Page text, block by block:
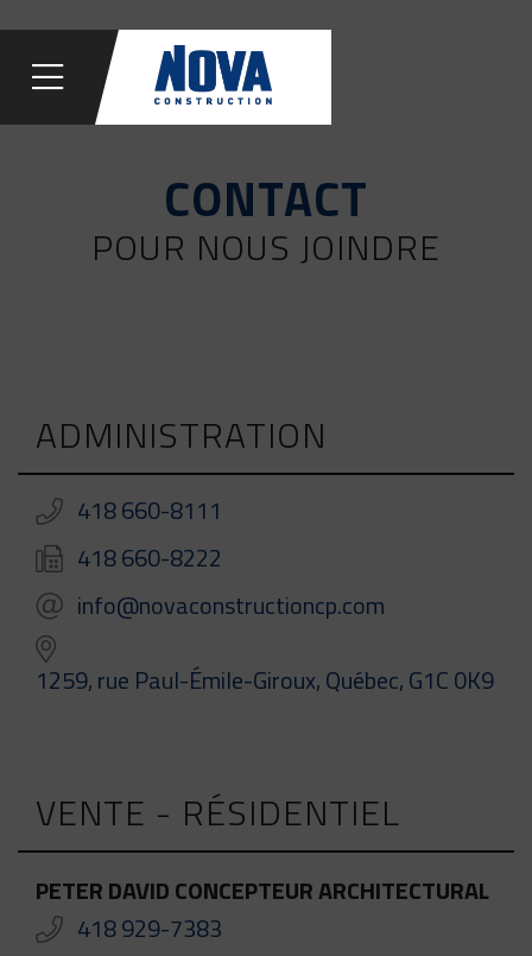
CONTACT
POUR NOUS JOINDRE
ADMINISTRATION
418 660-8111
418 660-8222
info@novaconstructioncp.com
1259, rue Paul-Émile-Giroux, Québec, G1C 0K9
VENTE - RÉSIDENTIEL
PETER DAVID CONCEPTEUR ARCHITECTURAL
418 929-7383